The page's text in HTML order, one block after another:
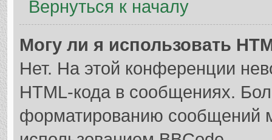
Вернуться к началу
Могу ли я использовать
Нет. На этой конференции
HTML-кода в сообщениях.
форматированию сообщений